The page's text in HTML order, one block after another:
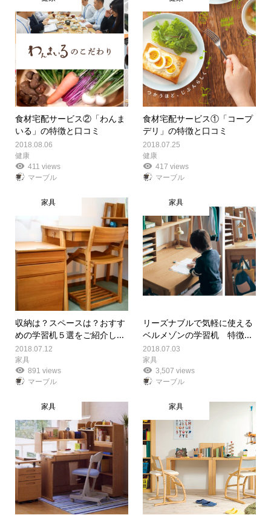
食材宅配サービス②「わんま
いる」の特徴と口コミ
2018.08.06
健康
411 views
マーブル
食材宅配サービス①「コープ
デリ」の特徴と口コミ
2018.07.25
健康
417 views
マーブル
家具
収納は？スペースは？おすす
めの学習机５選をご紹介し...
2018.07.12
家具
891 views
マーブル
家具
リーズナブルで気軽に使える
ベルメゾンの学習机 特徴...
2018.07.03
家具
3,507 views
マーブル
家具 家具